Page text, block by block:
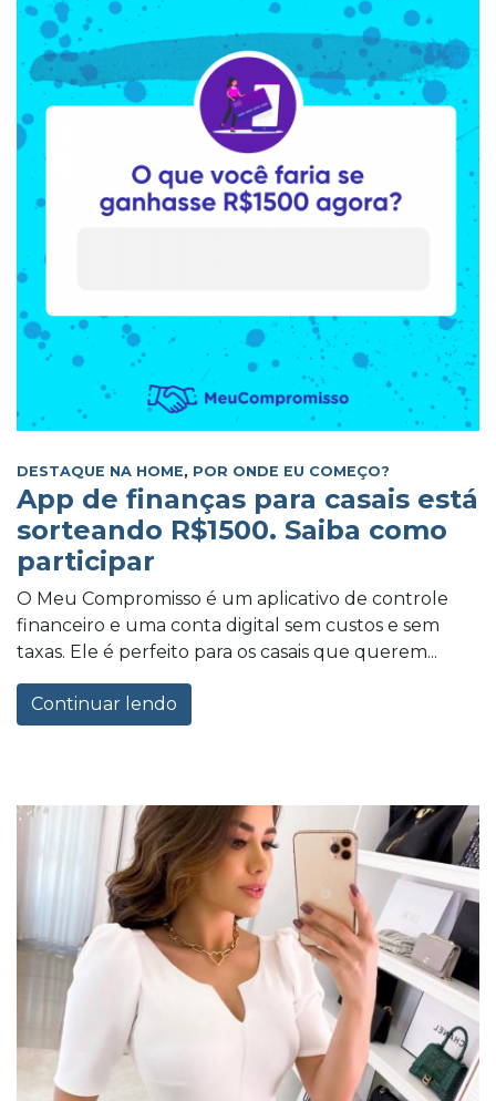
DESTAQUE NA HOME, POR ONDE EU COMEÇO?
App de finanças para casais está
sorteando R$1500. Saiba como
participar
O Meu Compromisso é um aplicativo de controle
financeiro e uma conta digital sem custos e sem
taxas. Ele é perfeito para os casais que querem...
Continuar lendo